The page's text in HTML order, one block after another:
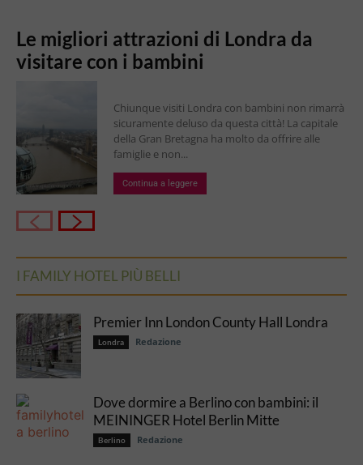
Le migliori attrazioni di Londra da
visitare con i bambini
Chiunque visiti Londra con bambini non rimarrà
sicuramente deluso da questa città! La capitale
della Gran Bretagna ha molto da offrire alle
famiglie e non...
Continua a leggere
I FAMILY HOTEL PIÙ BELLI
Premier Inn London County Hall Londra
Londra Redazione
Dove dormire a Berlino con bambini: il
MEININGER Hotel Berlin Mitte
Berlino Redazione